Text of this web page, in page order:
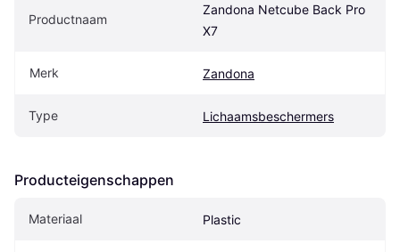
Productnaam
Zandona Netcube Back Pro
X7
Merk Zandona
Type Lichaamsbeschermers
Producteigenschappen
Materiaal Plastic